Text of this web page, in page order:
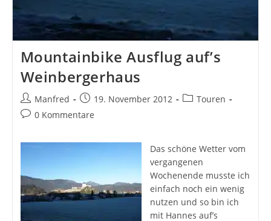
Mountainbike Ausflug auf’s
Weinbergerhaus
Beitrags-
Autor:
Manfred
Beitrag
veröffentlicht:
19. November 2012
Beitrags-
Touren
Beitrags-
0 Kommentare
Das schöne Wetter vom
vergangenen
Wochenende musste ich
einfach noch ein wenig
nutzen und so bin ich
mit Hannes auf’s